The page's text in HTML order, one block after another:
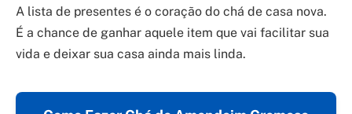
A lista de presentes é o coração do chá de casa nova.
É a chance de ganhar aquele item que vai facilitar sua
vida e deixar sua casa ainda mais linda.